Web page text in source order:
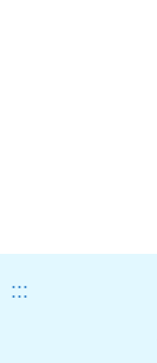
:::